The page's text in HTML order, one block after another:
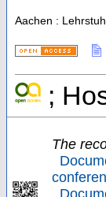
Aachen :
;
The